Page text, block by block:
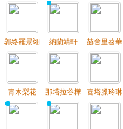
郭絡羅景翊 納蘭靖軒 赫舍里苕華
青木梨花 那塔拉谷樺 喜塔臘玲琳